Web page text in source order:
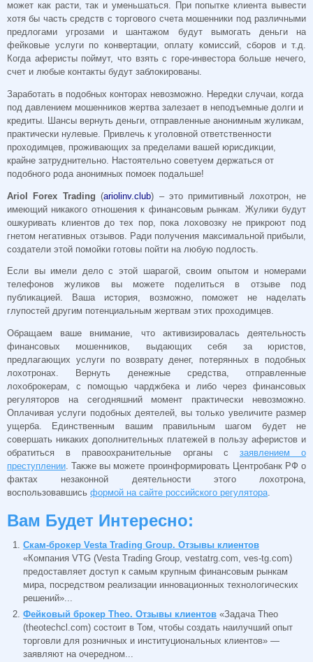
может как расти, так и уменьшаться. При попытке клиента вывести
хотя бы часть средств с торгового счета мошенники под различными
предлогами угрозами и шантажом будут вымогать деньги на
фейковые услуги по конвертации, оплату комиссий, сборов и т.д.
Когда аферисты поймут, что взять с горе-инвестора больше нечего,
счет и любые контакты будут заблокированы.
Заработать в подобных конторах невозможно. Нередки случаи, когда
под давлением мошенников жертва залезает в неподъемные долги и
кредиты. Шансы вернуть деньги, отправленные анонимным жуликам,
практически нулевые. Привлечь к уголовной ответственности
проходимцев, проживающих за пределами вашей юрисдикции,
крайне затруднительно. Настоятельно советуем держаться от
подобного рода анонимных помоек подальше!
Ariol Forex Trading (ariolinv.club) – это примитивный лохотрон, не
имеющий никакого отношения к финансовым рынкам. Жулики будут
ошкуривать клиентов до тех пор, пока лоховозку не прикроют под
гнетом негативных отзывов. Ради получения максимальной прибыли,
создатели этой помойки готовы пойти на любую подлость.
Если вы имели дело с этой шарагой, своим опытом и номерами
телефонов жуликов вы можете поделиться в отзыве под
публикацией. Ваша история, возможно, поможет не наделать
глупостей другим потенциальным жертвам этих проходимцев.
Обращаем ваше внимание, что активизировалась деятельность
финансовых мошенников, выдающих себя за юристов,
предлагающих услуги по возврату денег, потерянных в подобных
лохотронах. Вернуть денежные средства, отправленные
лохоброкерам, с помощью чарджбека и либо через финансовых
регуляторов на сегодняшний момент практически невозможно.
Оплачивая услуги подобных деятелей, вы только увеличите размер
ущерба. Единственным вашим правильным шагом будет не
совершать никаких дополнительных платежей в пользу аферистов и
обратиться в правоохранительные органы с заявлением о
преступлении. Также вы можете проинформировать Центробанк РФ о
фактах незаконной деятельности этого лохотрона,
воспользовавшись формой на сайте российского регулятора.
Вам Будет Интересно:
Скам-брокер Vesta Trading Group. Отзывы клиентов
«Компания VTG (Vesta Trading Group, vestatrg.com, ves-tg.com)
предоставляет доступ к самым крупным финансовым рынкам
мира, посредством реализации инновационных технологических
решений»...
Фейковый брокер Theo. Отзывы клиентов «Задача Theo
(theotechcl.com) состоит в Том, чтобы создать наилучший опыт
торговли для розничных и институциональных клиентов» —
заявляют на очередном...